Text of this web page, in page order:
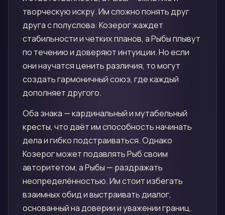
творческую искру. Им сложно понять друг
друга с полуслова: Козерог жаждет
стабильности и четких планов, а Рыбы плывут
по течению и доверяют интуиции. Но если
они научатся ценить различия, то могут
создать гармоничный союз, где каждый
дополняет другого.
Оба знака — кардинальный и мутабельный
кресты, что даёт им способность начинать
дела и гибко подстраиваться. Однако
Козерог может подавлять Рыб своим
авторитетом, а Рыбы — раздражать
неопределённостью. Им стоит избегать
взаимных обид и выстраивать диалог,
основанный на доверии и уважении границ.